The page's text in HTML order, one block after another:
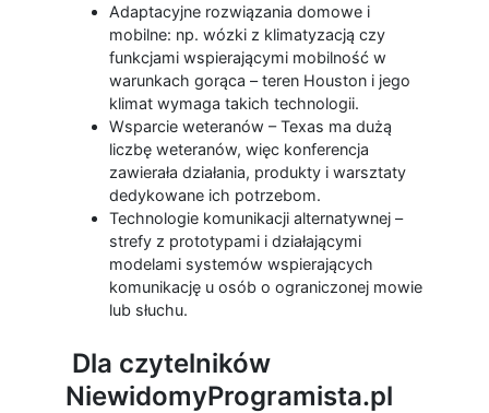
Adaptacyjne rozwiązania domowe i
mobilne: np. wózki z klimatyzacją czy
funkcjami wspierającymi mobilność w
warunkach gorąca – teren Houston i jego
klimat wymaga takich technologii.
Wsparcie weteranów – Texas ma dużą
liczbę weteranów, więc konferencja
zawierała działania, produkty i warsztaty
dedykowane ich potrzebom.
Technologie komunikacji alternatywnej –
strefy z prototypami i działającymi
modelami systemów wspierających
komunikację u osób o ograniczonej mowie
lub słuchu.
Dla czytelników
NiewidomyProgramista.pl